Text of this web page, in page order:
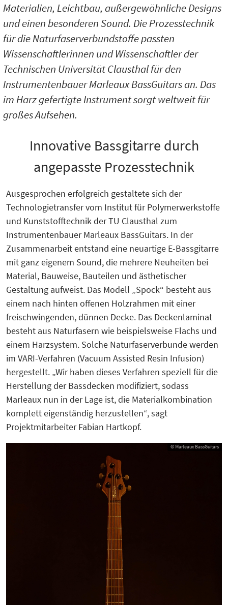
Materialien, Leichtbau, außergewöhnliche Designs
und einen besonderen Sound. Die Prozesstechnik
für die Naturfaserverbundstoffe passten
Wissenschaftlerinnen und Wissenschaftler der
Technischen Universität Clausthal für den
Instrumentenbauer Marleaux BassGuitars an. Das
im Harz gefertigte Instrument sorgt weltweit für
großes Aufsehen.
Innovative Bassgitarre durch
angepasste Prozesstechnik
Ausgesprochen erfolgreich gestaltete sich der
Technologietransfer vom Institut für Polymerwerkstoffe
und Kunststofftechnik der TU Clausthal zum
Instrumentenbauer Marleaux BassGuitars. In der
Zusammenarbeit entstand eine neuartige E-Bassgitarre
mit ganz eigenem Sound, die mehrere Neuheiten bei
Material, Bauweise, Bauteilen und ästhetischer
Gestaltung aufweist. Das Modell „Spock“ besteht aus
einem nach hinten offenen Holzrahmen mit einer
freischwingenden, dünnen Decke. Das Deckenlaminat
besteht aus Naturfasern wie beispielsweise Flachs und
einem Harzsystem. Solche Naturfaserverbunde werden
im VARI-Verfahren (Vacuum Assisted Resin Infusion)
hergestellt. „Wir haben dieses Verfahren speziell für die
Herstellung der Bassdecken modifiziert, sodass
Marleaux nun in der Lage ist, die Materialkombination
komplett eigenständig herzustellen“, sagt
Projektmitarbeiter Fabian Hartkopf.
© Marleaux BassGuitars